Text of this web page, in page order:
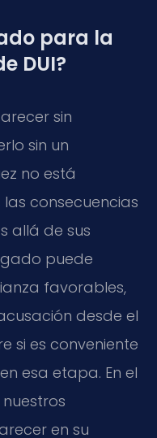
para la
DUI?
sin
sin un
no está
consecuencias
allá de sus
puede
favorables,
desde el
si es conveniente
esa etapa. En el
en su